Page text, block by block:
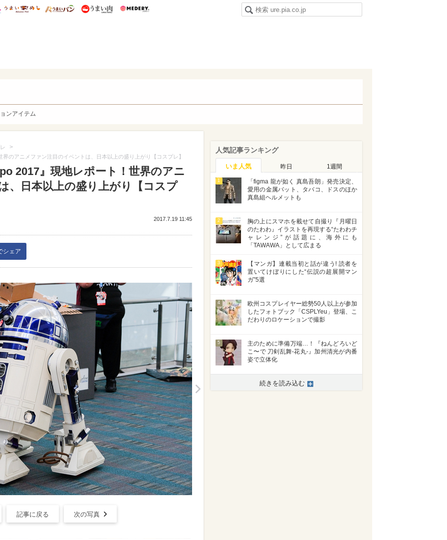
研 ディズニー特集
mimot. うまいめし うまいパン うまい肉
ンアイテム
>
のアニメファン注目のイベントは、日本以上の盛り上がり【コスプレ】
2017』現地レポート！世界のアニ
、日本以上の盛り上がり【コスプ
2017.7.19 11:45
シェア
記事に戻る 次の写真
人気記事ランキング
いま人気 昨日 1週間
1
「figma 龍が如く 真島吾朗」発売決定、
愛用の金属バット、タバコ、ドスのほか
真島組ヘルメットも
2
胸の上にスマホを載せて自撮り『月曜日
のたわわ』イラストを再現する“たわわチ
ャレンジ”が話題に、海外にも
「TAWAWA」として広まる
3
【マンガ】連載当初と話が違う! 読者を
置いてけぼりにした“伝説の超展開マン
ガ”5選
4
欧州コスプレイヤー総勢50人以上が参加
したフォトブック「CSPLYeu」登場、こ
だわりのロケーションで撮影
5
主のために準備万端…！『ねんどろいど
こ〜で 刀剣乱舞-花丸-』加州清光が内番
姿で立体化
続きを読み込む